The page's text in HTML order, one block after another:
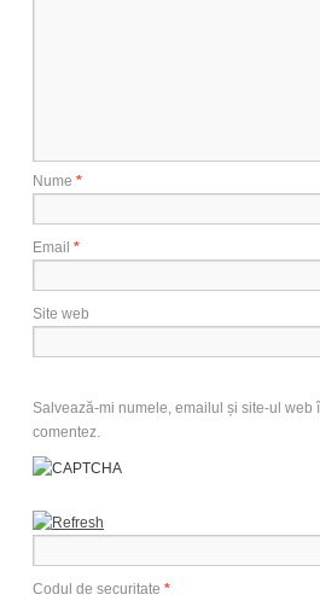
Nume *
Email *
Site web
Salvează-mi numele, emailul și site-ul
comentez.
Codul de securitate *